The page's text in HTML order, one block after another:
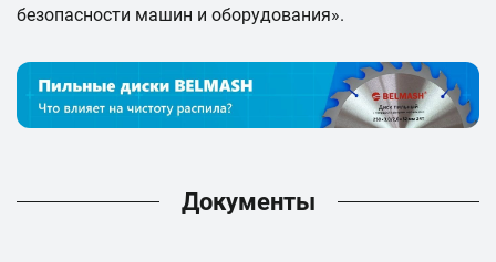
безопасности машин и оборудования».
Документы